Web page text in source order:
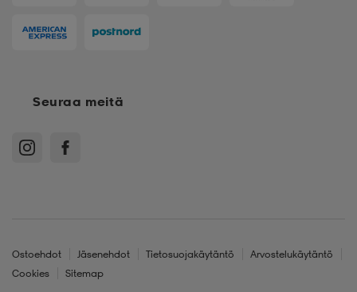
Seuraa meitä
Ostoehdot Jäsenehdot Tietosuojakäytäntö
Arvostelukäytäntö
Cookies
Sitemap